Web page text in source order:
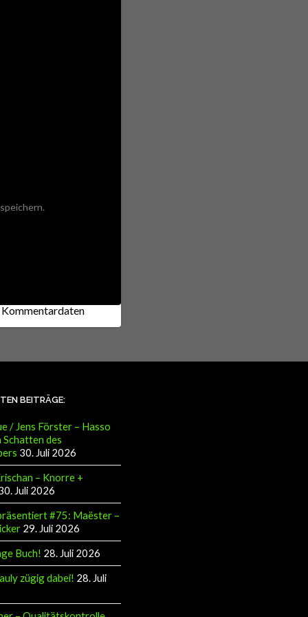
BEITRÄGE:
/ Jens Förster – Hasso
Schatten des
30. Juli 2026
– Knorre +
Juli 2026
#75: Maëster –
29. Juli 2026
Buch! 28. Juli 2026
zügig dabei! 28. Juli
– Qualitätskontrolle